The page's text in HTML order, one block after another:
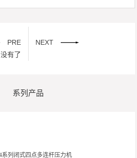
PRE
没有了
NEXT
系列产品